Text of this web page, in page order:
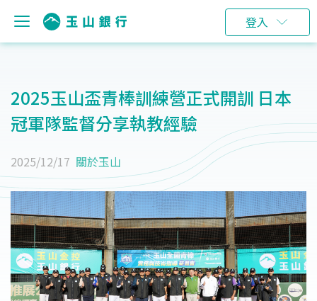
登入
2025玉山盃青棒訓練營正式開訓 日本
冠軍隊監督分享執教經驗
2025/12/17 關於玉山